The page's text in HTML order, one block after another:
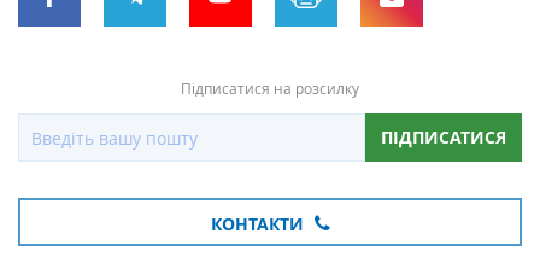
Підписатися на розсилку
ПІДПИСАТИСЯ
КОНТАКТИ